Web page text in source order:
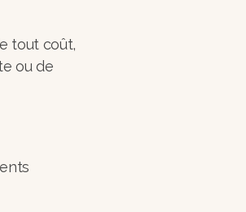
tout coût,
ou de